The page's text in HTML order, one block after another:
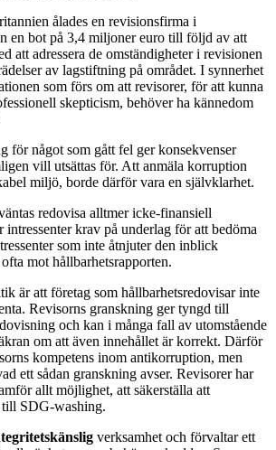
ålades en revisionsfirma i
en bot på 3,4 miljoner euro till följd av att
att adressera de omständigheter i revisionen
av lagstiftning på området. I synnerhet
som förs om att revisorer, för att kunna
skepticism, behöver ha kännedom
för något som gått fel ger konsekvenser
vill utsättas för. Att anmäla korruption
miljö, borde därför vara en självklarhet.
redovisa alltmer icke-finansiell
krav på underlag för att bedöma
som inte åtnjuter den inblick
mot hållbarhetsrapporten.
är att företag som hållbarhetsredovisar inte
Revisorns granskning ger tyngd till
och kan i många fall av utomstående
om att även innehållet är korrekt. Därför
kompetens inom antikorruption, men
ett sådan granskning avser. Revisorer har
allt möjlighet, att säkerställa att
SDG-washing.
verksamhet och förvaltar ett